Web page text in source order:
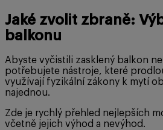
Jaké zvolit zbraně:
balkonu
Abyste vyčistili zasklený balkon
potřebujete nástroje, které
využívají fyzikální zákony k mytí
najednou.
Zde je rychlý přehled nejlepších
včetně jejich výhod a nevýhod.